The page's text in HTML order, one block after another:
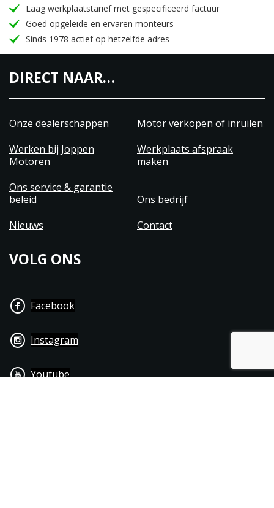
Laag werkplaatstarief met gespecificeerd factuur
Goed opgeleide en ervaren monteurs
Sinds 1978 actief op hetzelfde adres
DIRECT NAAR…
Onze dealerschappen
Motor verkopen of inruilen
Werken bij Joppen
Motoren
Werkplaats afspraak
maken
Ons service & garantie
beleid
Ons bedrijf
Nieuws
Contact
VOLG ONS
Facebook
Instagram
Youtube